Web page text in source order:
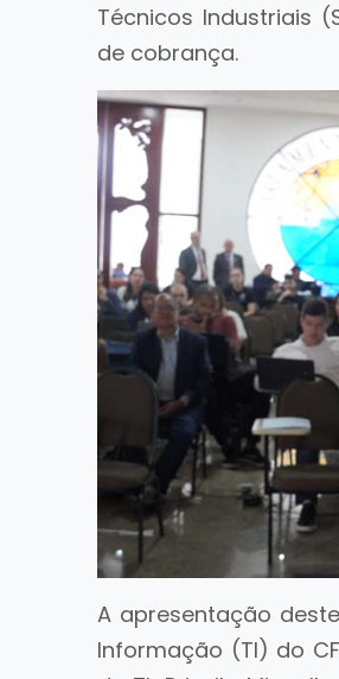
Técnicos Industriais
de cobrança.
A apresentação
Informação (TI) do